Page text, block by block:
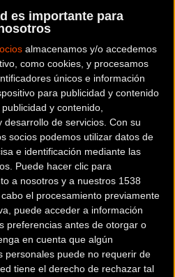
es importante para
almacenamos y/o accedemos
como cookies, y procesamos
únicos e información
para publicidad y contenido
y contenido,
desarrollo de servicios. Con su
socios podemos utilizar datos de
e identificación mediante las
Puede hacer clic para
a nosotros y a nuestros 1538
el procesamiento previamente
puede acceder a información
preferencias antes de otorgar o
en cuenta que algún
personales puede no requerir de
tiene el derecho de rechazar tal
Terms of use © 1987–2026 HERE
200 km
Descubre cómo hacerte tienda
llegar a más clientes.